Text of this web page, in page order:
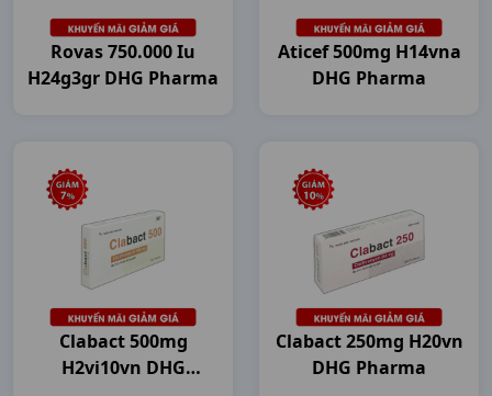
Rovas 750.000 Iu
H24g3gr DHG Pharma
Aticef 500mg H14vna
DHG Pharma
Clabact 500mg
H2vi10vn DHG
Clabact 250mg H20vn
DHG Pharma